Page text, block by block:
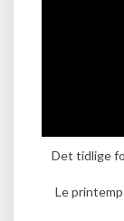
Det tidlige
Le